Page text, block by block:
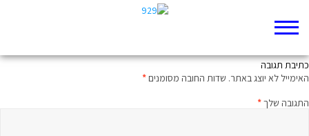
כתיבת תגובה
האימייל לא יוצג באתר. שדות החובה מסומנים*
התגובה שלך*